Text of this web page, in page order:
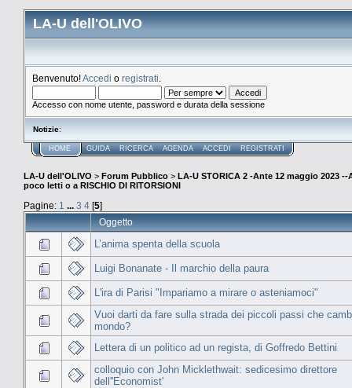
LA-U dell'OLIVO
Benvenuto!Accedi o registrati
Accesso con nome utente, password e durata della sessione
Notizie:
HOME GUIDA RICERCA AGENDA ACCEDI REGISTRATI
LA-U dell'OLIVO > Forum Pubblico > LA-U STORICA 2 -Ante 12 maggio 2023 --
poco letti o a RISCHIO DI RITORSIONI
Pagine: 1 ... 3 4 [5]
Oggetto
L’anima spenta della scuola
Luigi Bonanate - Il marchio della paura
L'ira di Parisi "Impariamo a mirare o asteniamoci"
Vuoi darti da fare sulla strada dei piccoli passi che
mondo?
Lettera di un politico ad un regista, di Goffredo Bettini
colloquio con John Micklethwait: sedicesimo direttore
dell''Economist'